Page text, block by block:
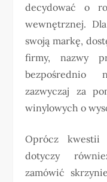
decydować o
wewnętrznej.
swoją markę,
firmy, nazwy
bezpośrednio
zazwyczaj za
winylowych o
Oprócz kwestii
dotyczy
zamówić